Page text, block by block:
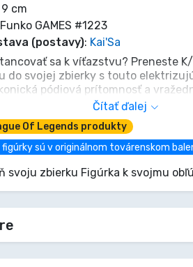
9 cm
GAMES #1223
(postavy): Kai'Sa
sa k víťazstvu? Preneste
do svojej zbierky s touto
pódiová prítomnosť a
z nej robí povinnú výbavu pre
Nepremeškajte šancu uvoľniť
Čítať ďalej
Of Legends produkty
sú v originálnom továrenskom
svoju zbierku Figúrka k svojmu